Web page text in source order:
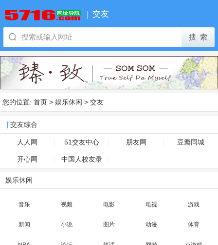
交友
您的位置: 首页 > 娱乐休闲 > 交友
交友综合
人人网 51交友中心 朋友网 豆瓣同城
开心网 中国人校友录
娱乐休闲
音乐 视频 电影 电视 游戏
新闻 小说 图片 动漫 体育